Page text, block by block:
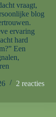
vraagt,
blog
ervaring
hard
Een
2 reacties